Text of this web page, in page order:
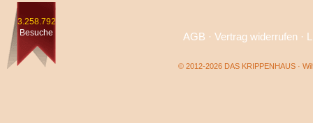
3.258.792
Besuche
AGB · Vertrag widerrufen·
© 2012-2026 DAS KRIPPENHAUS ·